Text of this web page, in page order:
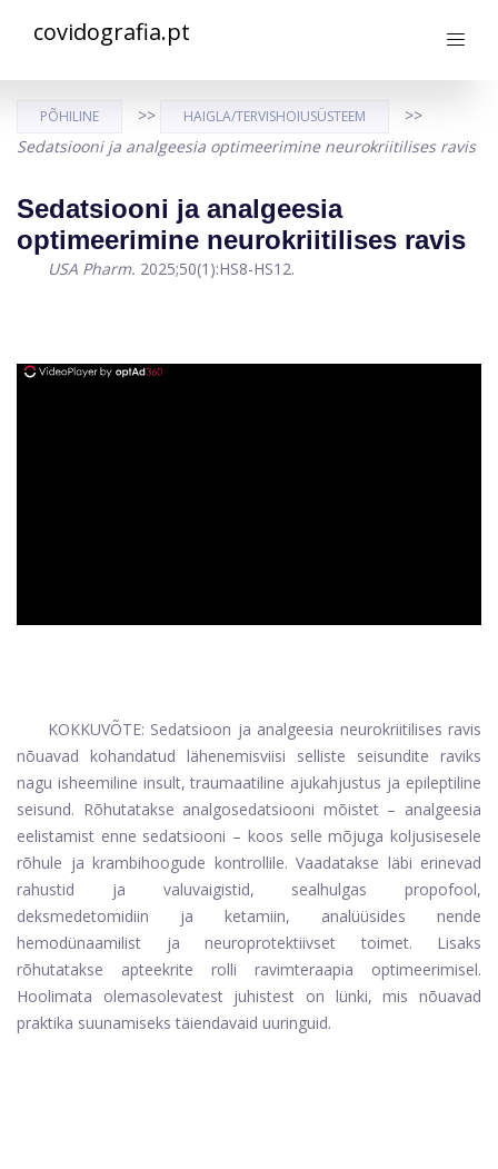
covidografia.pt
PÕHILINE >> HAIGLA/TERVISHOIUSÜSTEEM
>>
Sedatsiooni ja analgeesia optimeerimine neurokriitilises ravis
Sedatsiooni ja analgeesia
optimeerimine neurokriitilises ravis
USA Pharm. 2025;50(1):HS8-HS12.
KOKKUVÕTE: Sedatsioon ja analgeesia neurokriitilises ravis
nõuavad kohandatud lähenemisviisi selliste seisundite raviks
nagu isheemiline insult, traumaatiline ajukahjustus ja epileptiline
seisund. Rõhutatakse analgosedatsiooni mõistet – analgeesia
eelistamist enne sedatsiooni – koos selle mõjuga koljusisesele
rõhule ja krambihoogude kontrollile. Vaadatakse läbi erinevad
rahustid ja valuvaigistid, sealhulgas propofool,
deksmedetomidiin ja ketamiin, analüüsides nende
hemodünaamilist ja neuroprotektiivset toimet. Lisaks
rõhutatakse apteekrite rolli ravimteraapia optimeerimisel.
Hoolimata olemasolevatest juhistest on lünki, mis nõuavad
praktika suunamiseks täiendavaid uuringuid.